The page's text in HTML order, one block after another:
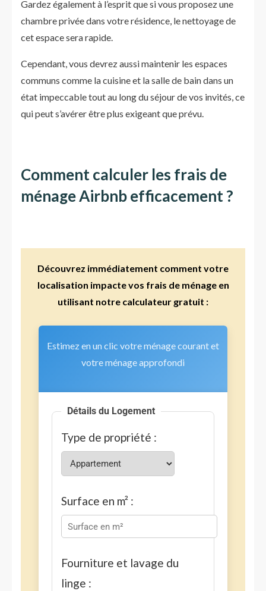
Gardez également à l’esprit que si vous proposez une
chambre privée dans votre résidence, le nettoyage de
cet espace sera rapide.
Cependant, vous devrez aussi maintenir les espaces
communs comme la cuisine et la salle de bain dans un
état impeccable tout au long du séjour de vos invités, ce
qui peut s’avérer être plus exigeant que prévu.
Comment calculer les frais de
ménage Airbnb efficacement ?
Découvrez immédiatement comment votre
localisation impacte vos frais de ménage en
utilisant notre calculateur gratuit :
Estimez en un clic votre ménage courant et
votre ménage approfondi
Détails du Logement
Type de propriété :
Surface en m² :
Fourniture et lavage du
linge :